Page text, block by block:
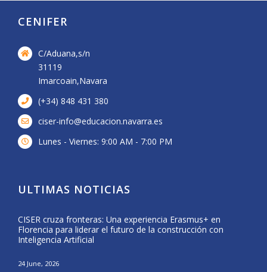
CENIFER
C/Aduana,s/n
31119
Imarcoain,Navara
(+34) 848 431 380
ciser-info@educacion.navarra.es
Lunes - Viernes: 9:00 AM - 7:00 PM
ULTIMAS NOTICIAS
CISER cruza fronteras: Una experiencia Erasmus+ en
Florencia para liderar el futuro de la construcción con
Inteligencia Artificial
24 June, 2026